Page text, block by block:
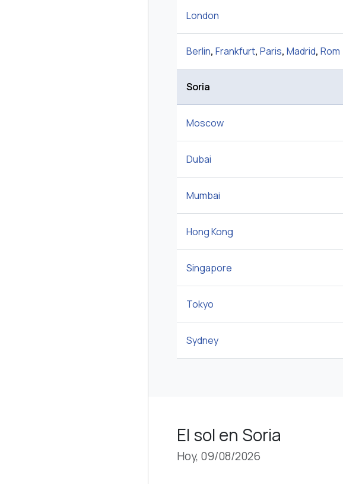
London
Berlin, Frankfurt, Paris, Madrid, Rom
Soria
Moscow
Dubai
Mumbai
Hong Kong
Singapore
Tokyo
Sydney
El sol en Soria
Hoy, 09/08/2026